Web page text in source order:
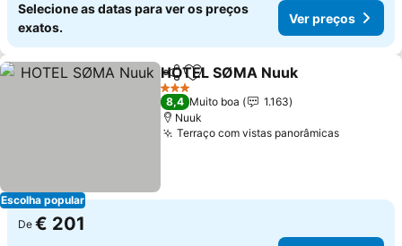
Selecione as datas para ver os preços
exatos.
Ver preços
Escolha popular
PartilharAdicionar aos favoritos
HOTEL SØMA Nuuk
3 Estrelas
8,4 Muito boa
1.163
Nuuk
Terraço com vistas panorâmicasVer
De € 201